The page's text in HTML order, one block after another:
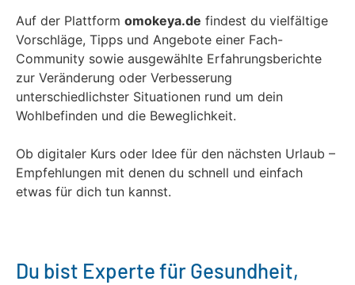
Auf der Plattform omokeya.de findest du vielfältige
Vorschläge, Tipps und Angebote einer Fach-
Community sowie ausgewählte Erfahrungsberichte
zur Veränderung oder Verbesserung
unterschiedlichster Situationen rund um dein
Wohlbefinden und die Beweglichkeit.
Ob digitaler Kurs oder Idee für den nächsten Urlaub –
Empfehlungen mit denen du schnell und einfach
etwas für dich tun kannst.
Du bist Experte für Gesundheit,